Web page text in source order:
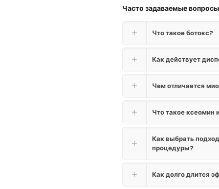
Часто задаваемые
Что такое ботокс?
Как действует
Чем отличается
Что такое ксеомин
Как выбрать
процедуры?
Как долго длится